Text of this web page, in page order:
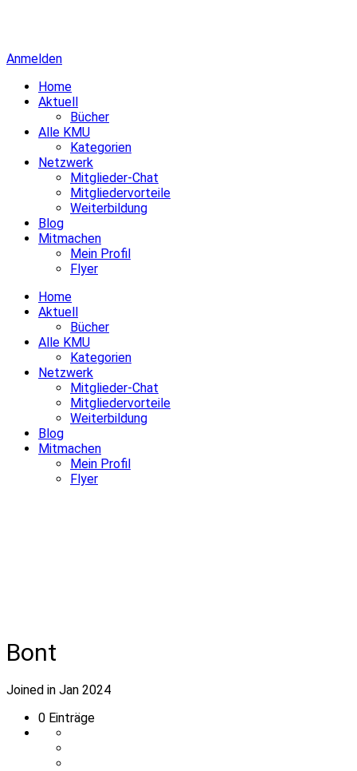
Anmelden
Home
Aktuell
Bücher
Alle KMU
Kategorien
Netzwerk
Mitglieder-Chat
Mitgliedervorteile
Weiterbildung
Blog
Mitmachen
Mein Profil
Flyer
Home
Aktuell
Bücher
Alle KMU
Kategorien
Netzwerk
Mitglieder-Chat
Mitgliedervorteile
Weiterbildung
Blog
Mitmachen
Mein Profil
Flyer
Bont
Joined in Jan 2024
0 Einträge